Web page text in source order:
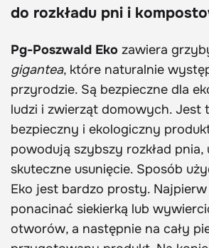
do rozkładu pni i
Pg-Poszwald Eko zawiera
gigantea, które naturalnie
przyrodzie. Są bezpieczne dla
ludzi i zwierząt domowych. Jest
bezpieczny i ekologiczny
powodują szybszy rozkład pnia,
skuteczne usunięcie. Sposób
Eko jest bardzo prosty.
ponacinać siekierką lub
otworów, a następnie na cały